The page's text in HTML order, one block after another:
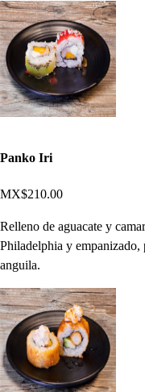
Panko Iri
MX$210.00
Relleno de aguacate y
Philadelphia y empanizado,
anguila.